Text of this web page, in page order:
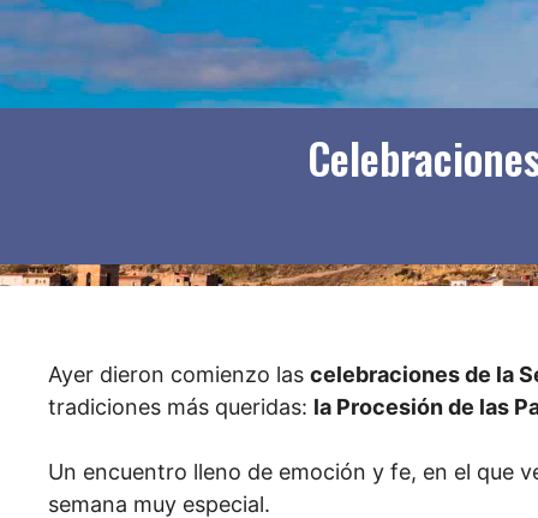
Ayer dieron comienzo las celebraciones de la
tradiciones más queridas: la Procesión de las
Un encuentro lleno de emoción y fe, en el que
semana muy especial.